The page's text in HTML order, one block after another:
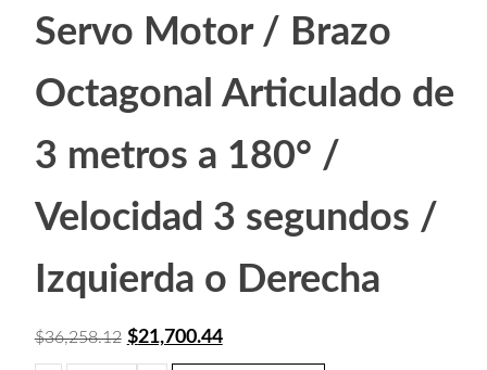
Servo Motor / Brazo
Octagonal Articulado de
3 metros a 180° /
Velocidad 3 segundos /
Izquierda o Derecha
$36,258.12 El
$21,700.44El